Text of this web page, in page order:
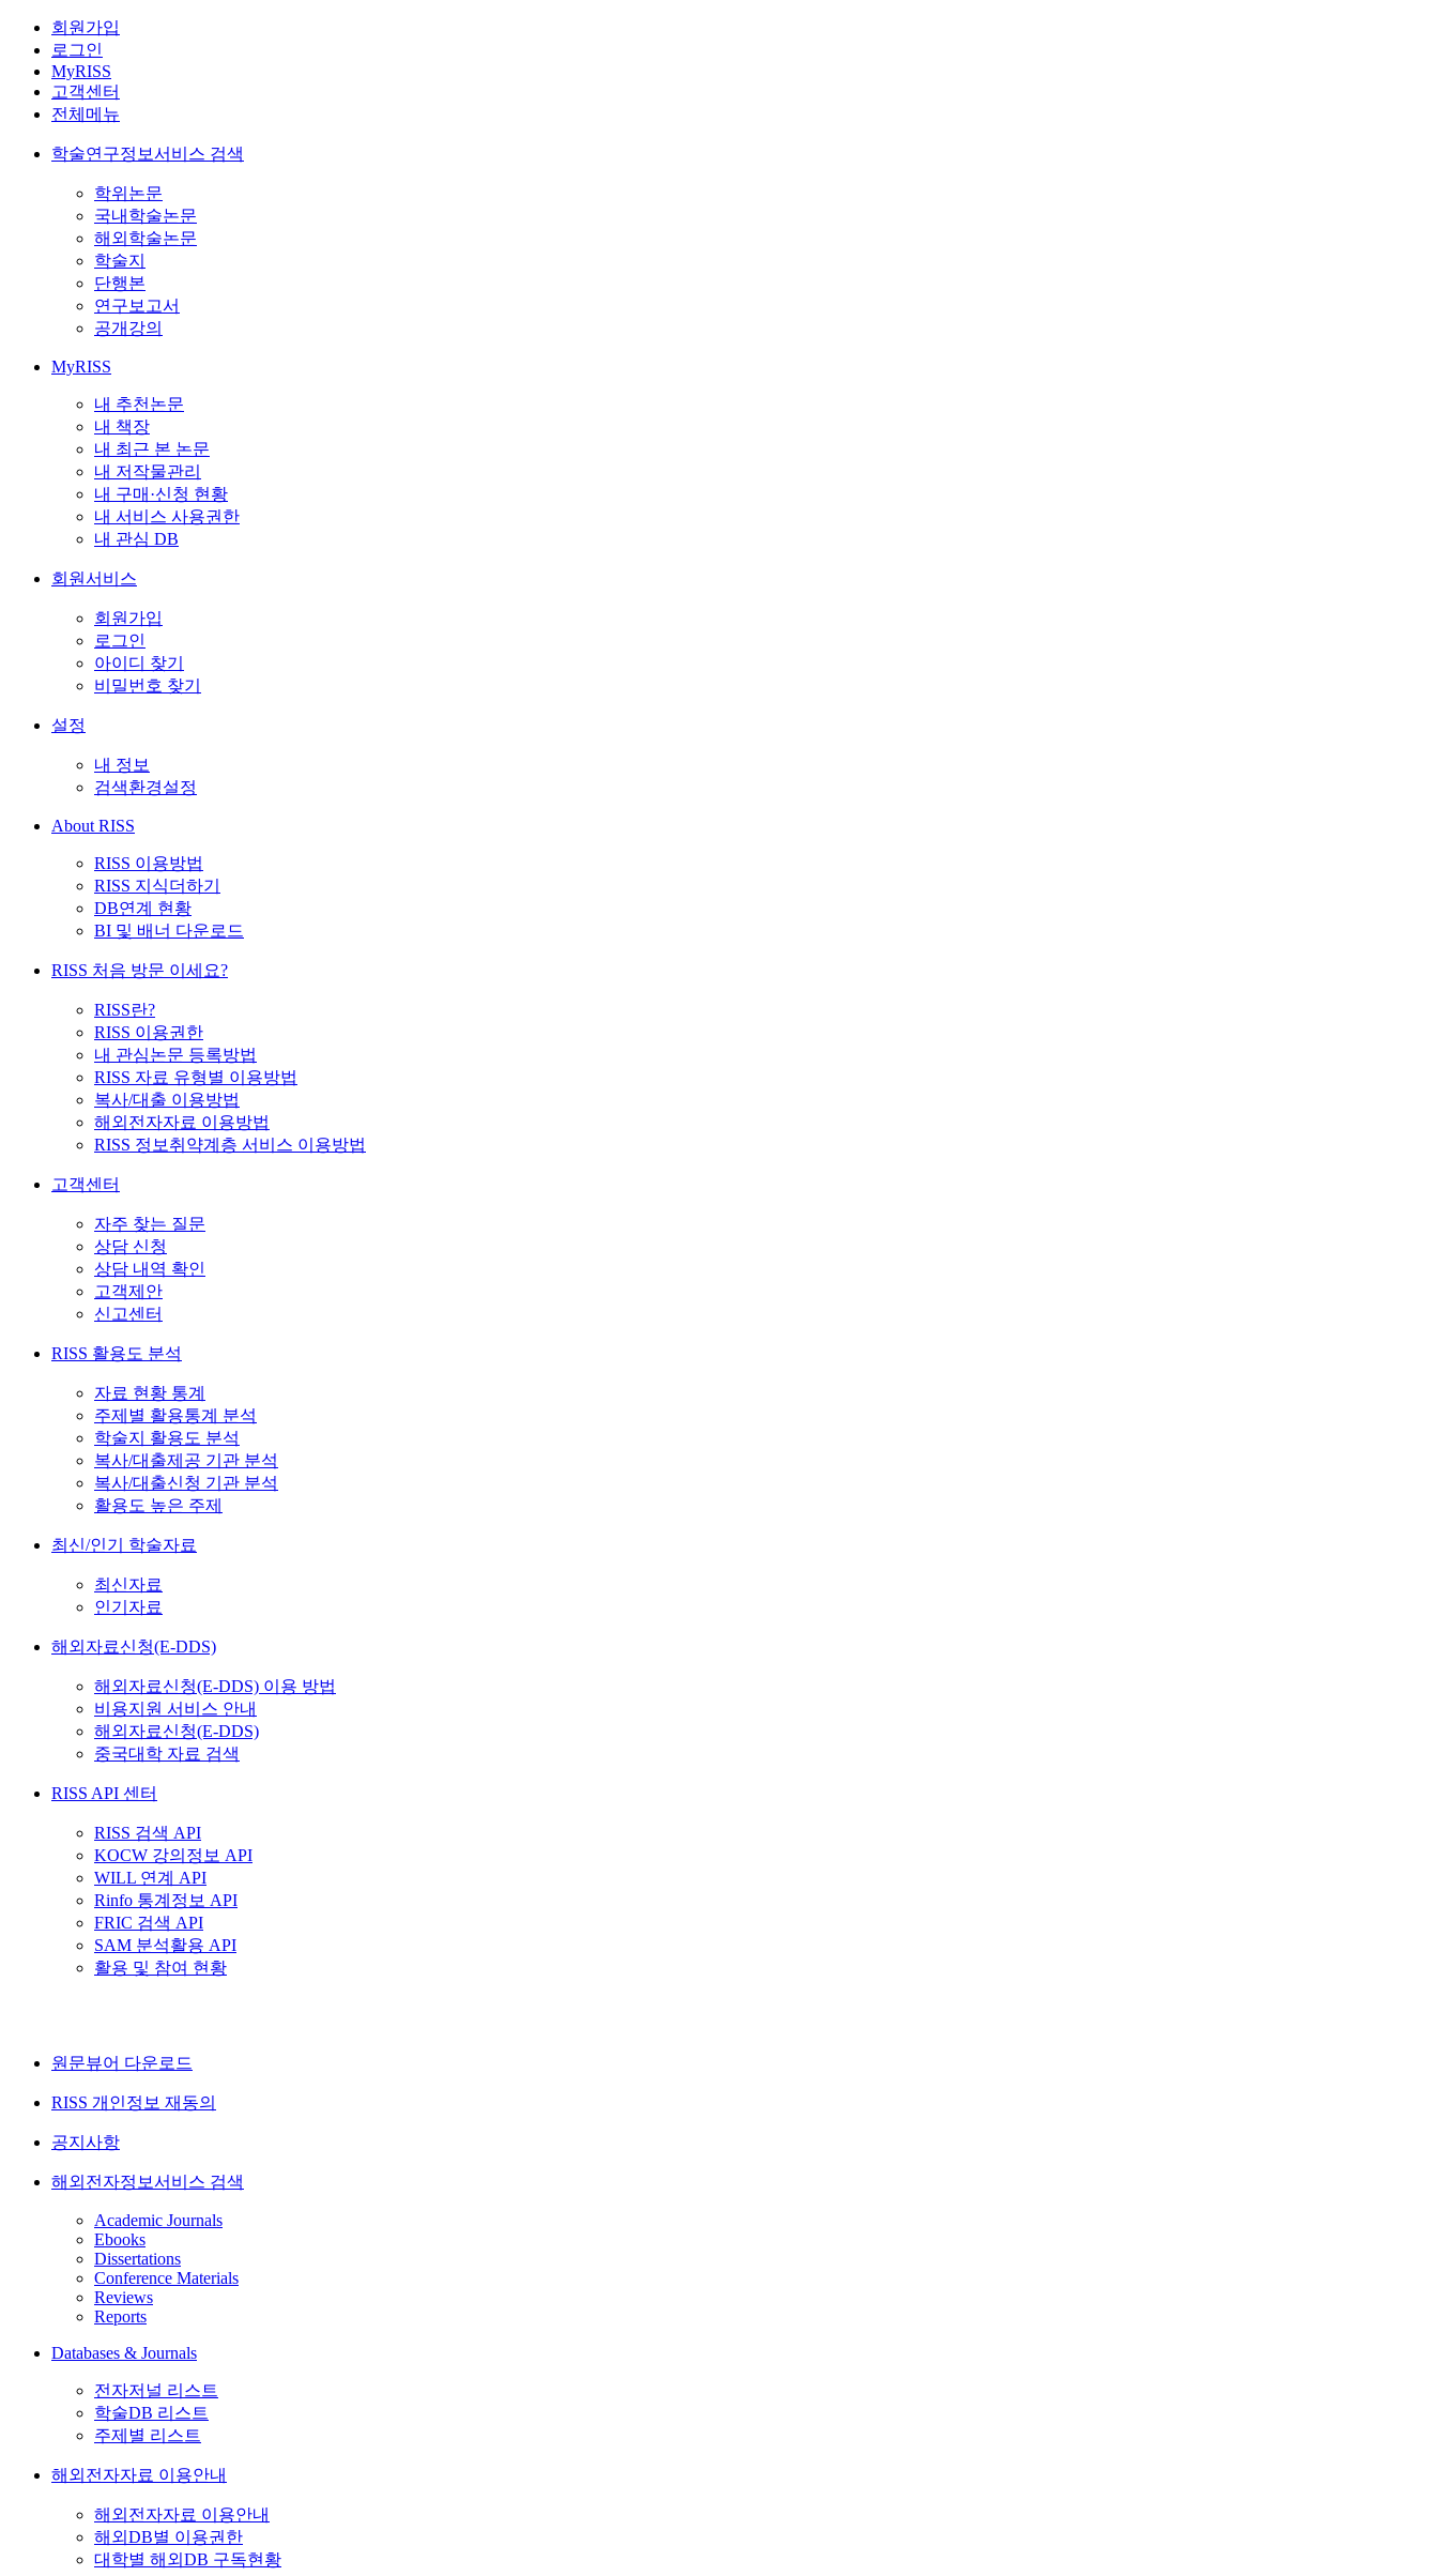
회원가입
로그인
MyRISS
고객센터
전체메뉴
학술연구정보서비스 검색
학위논문
국내학술논문
해외학술논문
학술지
단행본
연구보고서
공개강의
MyRISS
내 추천논문
내 책장
내 최근 본 논문
내 저작물관리
내 구매·신청 현황
내 서비스 사용권한
내 관심 DB
회원서비스
회원가입
로그인
아이디 찾기
비밀번호 찾기
설정
내 정보
검색환경설정
About RISS
RISS 이용방법
RISS 지식더하기
DB연계 현황
BI 및 배너 다운로드
RISS 처음 방문 이세요?
RISS란?
RISS 이용권한
내 관심논문 등록방법
RISS 자료 유형별 이용방법
복사/대출 이용방법
해외전자자료 이용방법
RISS 정보취약계층 서비스 이용방법
고객센터
자주 찾는 질문
상담 신청
상담 내역 확인
고객제안
신고센터
RISS 활용도 분석
자료 현황 통계
주제별 활용통계 분석
학술지 활용도 분석
복사/대출제공 기관 분석
복사/대출신청 기관 분석
활용도 높은 주제
최신/인기 학술자료
최신자료
인기자료
해외자료신청(E-DDS)
해외자료신청(E-DDS) 이용 방법
비용지원 서비스 안내
해외자료신청(E-DDS)
중국대학 자료 검색
RISS API 센터
RISS 검색 API
KOCW 강의정보 API
WILL 연계 API
Rinfo 통계정보 API
FRIC 검색 API
SAM 분석활용 API
활용 및 참여 현황
원문뷰어 다운로드
RISS 개인정보 재동의
공지사항
해외전자정보서비스 검색
Academic Journals
Ebooks
Dissertations
Conference Materials
Reviews
Reports
Databases & Journals
전자저널 리스트
학술DB 리스트
주제별 리스트
해외전자자료 이용안내
해외전자자료 이용안내
해외DB별 이용권한
대학별 해외DB 구독현황